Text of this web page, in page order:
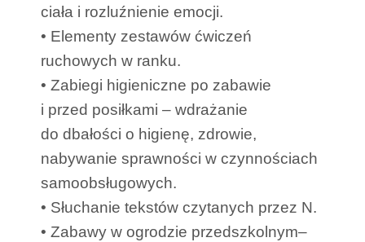
ciała i rozluźnienie emocji.
• Elementy zestawów ćwiczeń
ruchowych w ranku.
• Zabiegi higieniczne po zabawie
i przed posiłkami – wdrażanie
do dbałości o higienę, zdrowie,
nabywanie sprawności w czynnościach
samoobsługowych.
• Słuchanie tekstów czytanych przez N.
• Zabawy w ogrodzie przedszkolnym–